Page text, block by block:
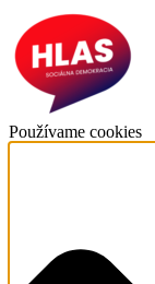
Používame cookies